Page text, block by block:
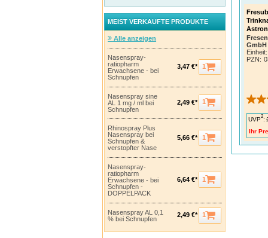
Bei
sollte
Der
einem
GmbH
Einheit:
PZN:
UVP
2
:
Ihr
MEIST VERKAUFTE PRODUKTE
Alle anzeigen
Nasenspray-
ratiopharm
Erwachsene - bei
Schnupfen
3,47 €* 1
Nasenspray sine
AL 1 mg / ml bei
Schnupfen
2,49 €* 1
Rhinospray Plus
Nasenspray bei
Schnupfen &
verstopfter Nase
5,66 €* 1
Nasenspray-
ratiopharm
Erwachsene - bei
Schnupfen -
DOPPELPACK
6,64 €* 1
Nasenspray AL 0,1
% bei Schnupfen
2,49 €* 1